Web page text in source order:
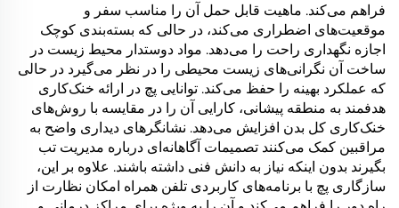
فراهم می‌کند. ماهیت قابل حمل آن را مناسب سفر و
موقعیت‌های اضطراری می‌کند، در حالی که بسته‌بندی کوچک
اجازه نگهداری راحت را می‌دهد. مواد دوستدار محیط زیست در
ساخت آن نگرانی‌های زیست محیطی را در نظر می‌گیرد در حالی
که عملکرد بهینه را حفظ می‌کند. توانایی پچ در ارائه خنک‌کاری
هدفمند به منطقه پیشانی، کارایی آن را در مقایسه با روش‌های
خنک‌کاری کل بدن افزایش می‌دهد. نشانگرهای دیداری واضح به
مراقبین کمک می‌کنند تصمیمات آگاهانه‌ای درباره مدیریت تب
بگیرند بدون اینکه نیاز به دانش فنی داشته باشند. علاوه بر این،
سازگاری پچ با برنامه‌های کاربردی تلفن همراه امکان نظارت از